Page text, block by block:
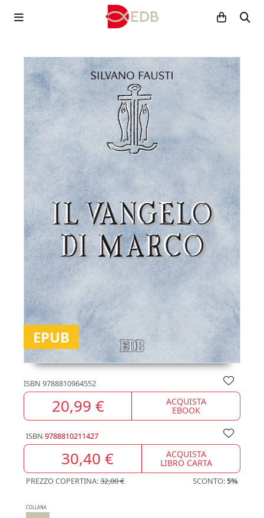
EPUB
ISBN 9788810964552
20,99 € ACQUISTA
EBOOK
ISBN 9788810211427
30,40 € ACQUISTA
LIBRO CARTA
PREZZO COPERTINA:32,00 € SCONTO:5%
COLLANA